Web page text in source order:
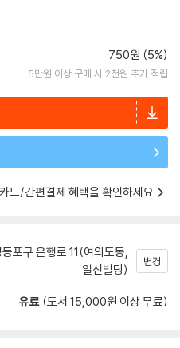
750원 (5%)
5만원 이상 구매 시 2천원 추가 적립
카드/간편결제 혜택을 확인하세요
포구 은행로 11(여의도동,
일신빌딩)
변경
유료 (도서 15,000원 이상 무료)